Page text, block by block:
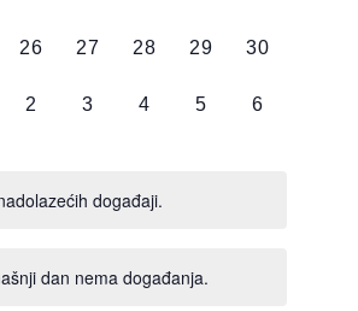
0
26
0
27
0
28
0
29
0
30
0
2
0
3
0
4
0
5
0
6
događaji.
dan nema događanja.